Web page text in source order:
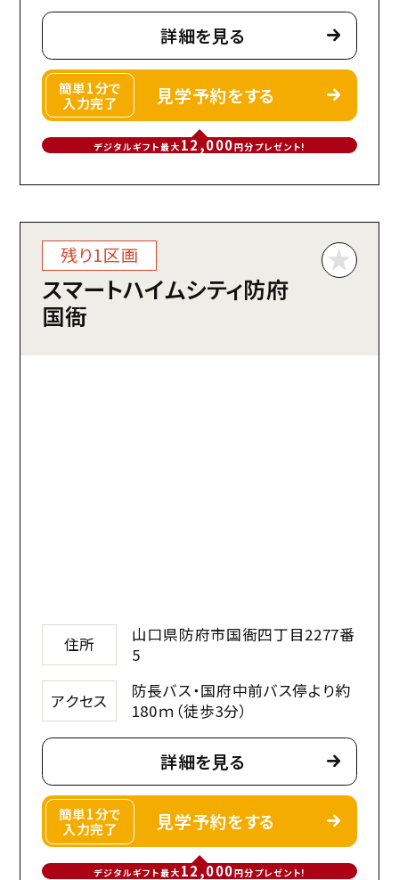
詳細を見る
簡単1分で
入力完了
見学予約をする
デジタルギフト最大 12,000円分プレゼント!
残り1区画
スマートハイムシティ防府
国衙
住所
山口県防府市国衙四丁目2277番
5
アクセス
防長バス・国府中前バス停より約
180ｍ（徒歩3分）
詳細を見る
簡単1分で
入力完了
見学予約をする
デジタルギフト最大 12,000円分プレゼント!